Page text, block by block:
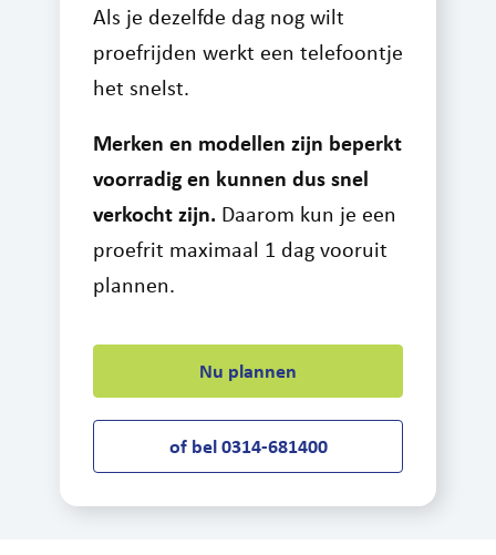
Service
Winkel
Werken bij
Leasefiets
Actueel
Als je dezelfde dag nog wilt
proefrijden werkt een telefoontje
het snelst.
Merken en modellen zijn beperkt
voorradig en kunnen dus snel
verkocht zijn. Daarom kun je een
proefrit maximaal 1 dag vooruit
plannen.
Nu plannen
of bel 0314-681400